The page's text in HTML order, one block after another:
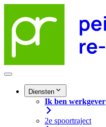
Diensten
Ik ben werkgever
2e spoortraject